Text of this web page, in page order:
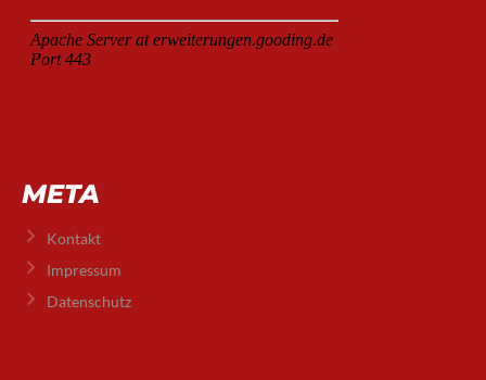
META
Kontakt
Impressum
Datenschutz